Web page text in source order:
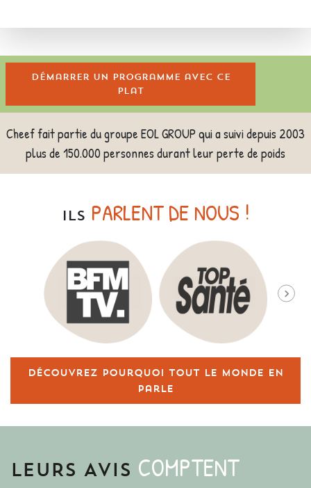
Démarrer un programme avec ce
plat
Cheef fait partie du groupe EOL GROUP qui a suivi depuis 2003
plus de 150.000 personnes durant leur perte de poids
ILS PARLENT DE NOUS !
Découvrez pourquoi tout le monde en
parle
LEURS AVIS COMPTENT